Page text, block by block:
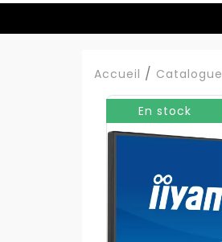
Accueil Catalogue
En stock